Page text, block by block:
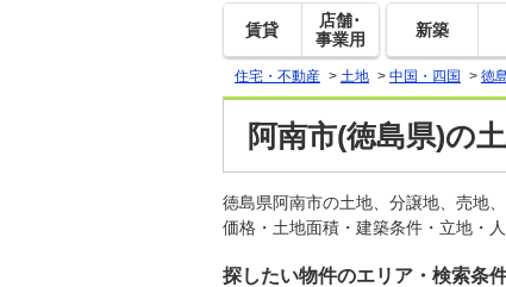
賃貸
店舗･
事業用
新築
住宅・不動産 > 土地 > 中国・四国 > 徳
阿南市(徳島県)の
徳島県阿南市の土地、分譲地、売地
価格・土地面積・建築条件・立地・
探したい物件のエリア・検索条